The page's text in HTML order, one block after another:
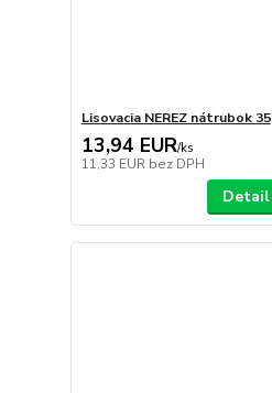
Lisovacia NEREZ nátrubok 35
13,94 EUR/ks
11,33 EUR bez DPH
Detail